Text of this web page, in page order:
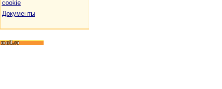
cookie
Документы